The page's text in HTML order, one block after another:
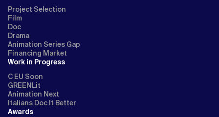
Project Selection
Film
Doc
Drama
Animation Series Gap
Financing Market
Work in Progress
C EU Soon
GREENLit
Animation Next
Italians Doc It Better
Awards